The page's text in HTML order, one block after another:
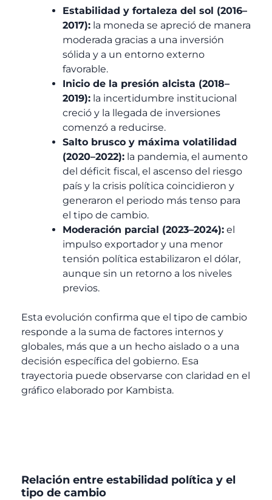
Estabilidad y fortaleza del sol (2016–
2017): la moneda se apreció de manera
moderada gracias a una inversión
sólida y a un entorno externo
favorable.
Inicio de la presión alcista (2018–
2019): la incertidumbre institucional
creció y la llegada de inversiones
comenzó a reducirse.
Salto brusco y máxima volatilidad
(2020–2022): la pandemia, el aumento
del déficit fiscal, el ascenso del riesgo
país y la crisis política coincidieron y
generaron el periodo más tenso para
el tipo de cambio.
Moderación parcial (2023–2024): el
impulso exportador y una menor
tensión política estabilizaron el dólar,
aunque sin un retorno a los niveles
previos.
Esta evolución confirma que el tipo de cambio
responde a la suma de factores internos y
globales, más que a un hecho aislado o a una
decisión específica del gobierno. Esa
trayectoria puede observarse con claridad en el
gráfico elaborado por Kambista.
Relación entre estabilidad política y el
tipo de cambio